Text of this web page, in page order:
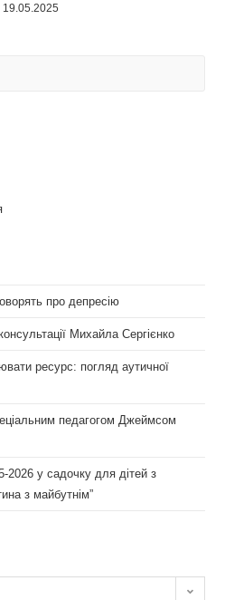
19.05.2025
про депресію
Михайла Сергієнко
ресурс: погляд аутичної
педагогом Джеймсом
2026 у садочку для дітей з
з майбутнім”